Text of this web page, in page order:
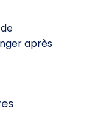
après